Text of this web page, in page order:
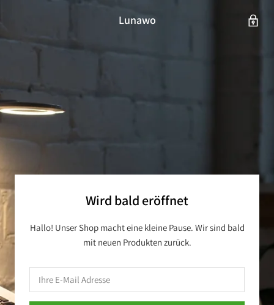
Lunawo
Wird bald eröffnet
Hallo! Unser Shop macht eine kleine Pause. Wir sind bald
mit neuen Produkten zurück.